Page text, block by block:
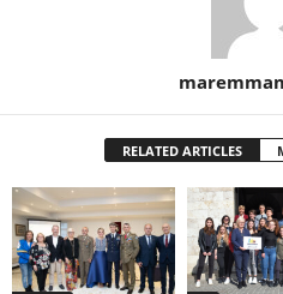
RELATED ARTICLES